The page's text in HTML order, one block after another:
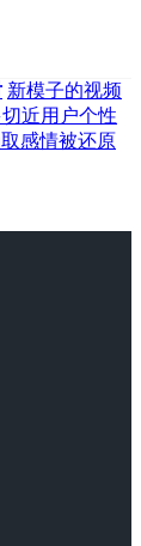
新模子的视频
近用户个性
感情被还原